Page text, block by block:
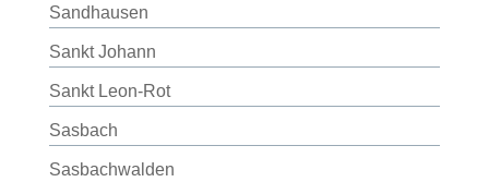
Sandhausen
Sankt Johann
Sankt Leon-Rot
Sasbach
Sasbachwalden